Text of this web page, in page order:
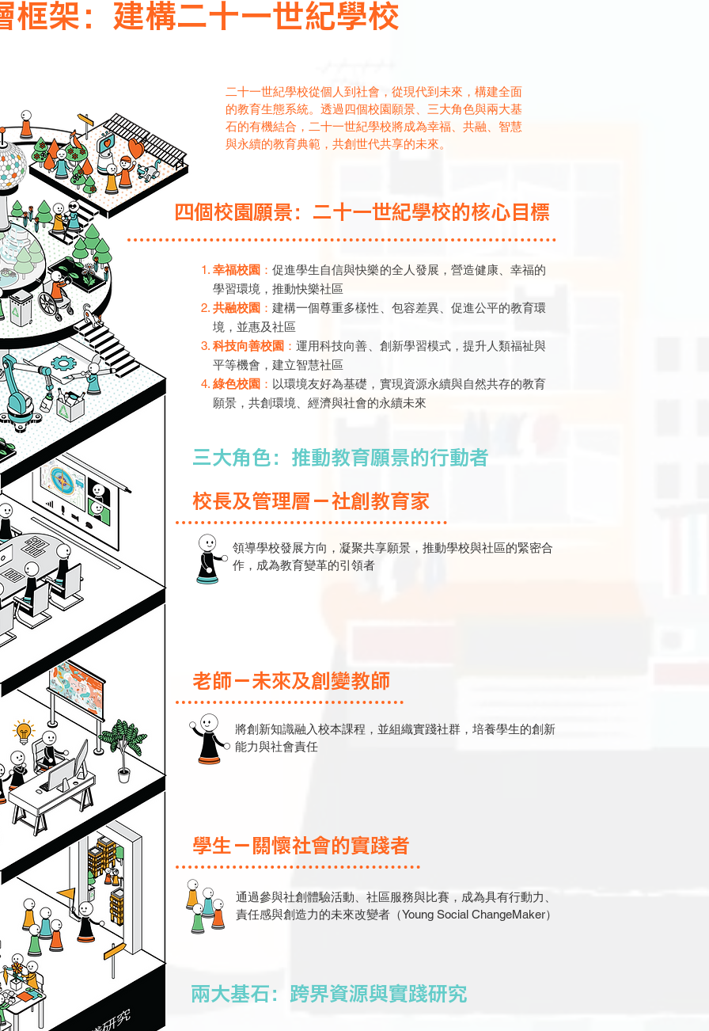
框架：建構二十一世紀學校
校長及管理層－社創教育家
三大角色：推動教育願景的行動者
領導學校發展方向，凝聚共享願景，推動學校與社區的緊密合
作，成為教育變革的引領者
老師－未來及創變教師
將創新知識融入校本課程，並組織實踐社群，培養學生的創新
能力與社會責任
學生－關懷社會的實踐者
通過參與社創體驗活動、社區服務與比賽，成為具有行動力、
責任感與創造力的未來改變者（Young Social ChangeMaker）
兩大基石：跨界資源與實踐研究
二十一世紀學校從個人到社會，從現代到未來，構建全面
的教育生態系統。透過四個校園願景、三大角色與兩大基
石的有機結合，二十一世紀學校將成為幸福、共融、智慧
與永續的教育典範，共創世代共享的未來。
四個校園願景：二十一世紀學校的核心目標
幸福校園 ：促進學生自信與快樂的全人發展，營造健康、幸福的
學習環境，推動快樂社區
共融校園 ：建構一個尊重多樣性、包容差異、促進公平的教育環
境，並惠及社區
科技向善校園 ：運用科技向善、創新學習模式，提升人類福祉與
平等機會，建立智慧社區
綠色校園 ： 以環境友好為基礎，實現資源永續與自然共存的教育
願景，共創環境、經濟與社會的永續未來